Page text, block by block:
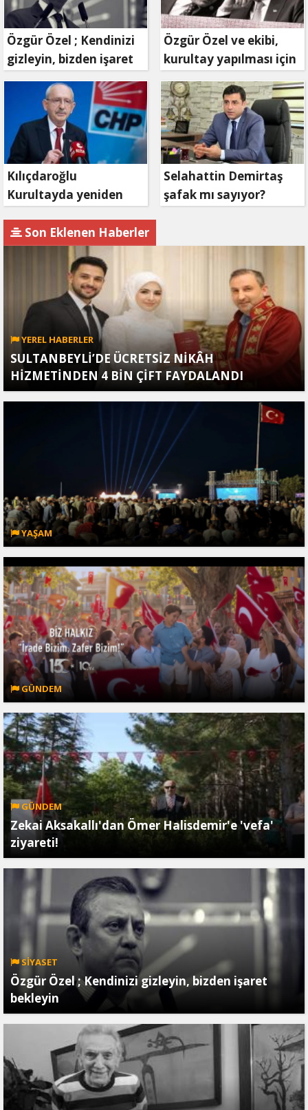
Özgür Özel ; Kendinizi
gizleyin, bizden işaret
bekleyin
Özgür Özel ve ekibi,
kurultay yapılması için
mahkemeye
başvuruyor
Kılıçdaroğlu
Kurultayda yeniden
Selahattin Demirtaş
şafak mı sayıyor?
Son Eklenen Haberler
YEREL HABERLER
SULTANBEYLİ’DE ÜCRETSİZ NİKÂH
HİZMETİNDEN 4 BİN ÇİFT FAYDALANDI
YAŞAM
GÜNDEM
GÜNDEM
Zekai Aksakallı'dan Ömer Halisdemir'e 'vefa'
ziyareti!
SİYASET
Özgür Özel ; Kendinizi gizleyin, bizden işaret
bekleyin